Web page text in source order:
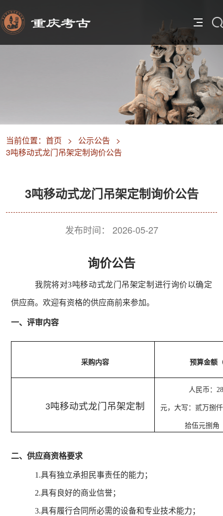
当前位置： 首页 > 公示公告
>
3吨移动式龙门吊架定制询价公告
3吨移动式龙门吊架定制询价公告
发布时间： 2026-05-27
询价公告
我院将对3吨移动式龙门吊架定制进行询价以确定
供应商。欢迎有资格的供应商前来参加。
一、评审内容
采购内容 预算金额
3吨移动式龙门吊架定制
人民币：
元，大写：贰万捌
拾伍元捌角
二、供应商资格要求
1.具有独立承担民事责任的能力；
2.具有良好的商业信誉；
3.具有履行合同所必需的设备和专业技术能力；